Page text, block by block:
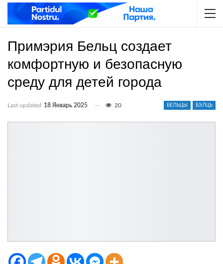
Примэрия Бельц создает
комфортную и безопасную
среду для детей города
БЕЛЬЦЫ БЭЛЦЬ
Last updated 18 Январь 2025 20